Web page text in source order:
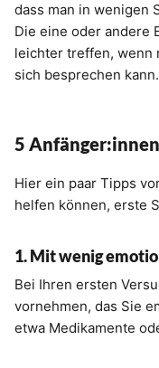
dass man in wenigen
Die eine oder andere
leichter treffen, wenn
sich besprechen kann.
5
Hier ein paar Tipps
helfen können, erste
1. Mit wenig
Bei Ihren ersten
vornehmen, das Sie
etwa Medikamente